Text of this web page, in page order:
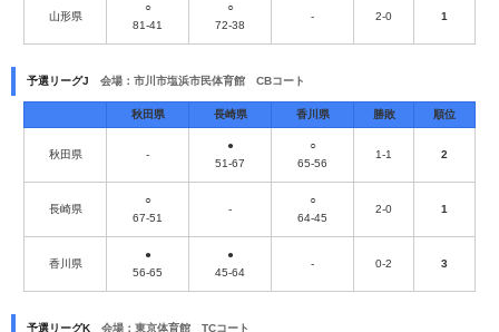
山形県
○
81-41
○
72-38
- 2-0 1
予選リーグJ 会場：市川市塩浜市民体育館 CBコート
秋田県 長崎県 香川県 勝敗 順位
秋田県 -
●
51-67
○
65-56
1-1 2
長崎県
○
67-51
-
○
64-45
2-0 1
香川県
●
56-65
●
45-64
- 0-2 3
予選リーグK 会場：東京体育館 TCコート